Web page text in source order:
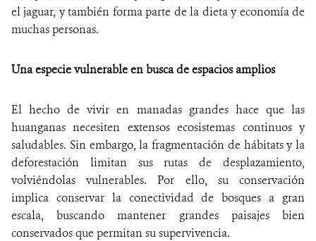
el jaguar, y también forma parte de la dieta y economía de
muchas personas.
Una especie vulnerable en busca de espacios amplios
El hecho de vivir en manadas grandes hace que las
huanganas necesiten extensos ecosistemas continuos y
saludables. Sin embargo, la fragmentación de hábitats y la
deforestación limitan sus rutas de desplazamiento,
volviéndolas vulnerables. Por ello, su conservación
implica conservar la conectividad de bosques a gran
escala, buscando mantener grandes paisajes bien
conservados que permitan su supervivencia.